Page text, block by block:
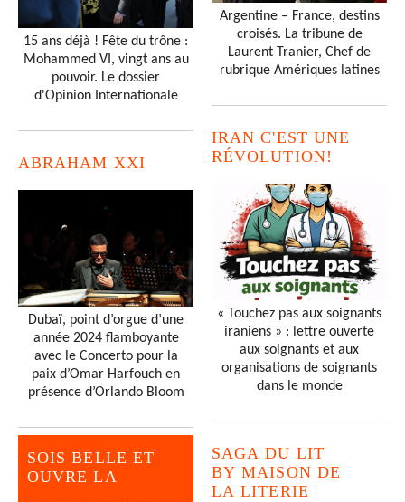
15 ans déjà ! Fête du trône :
Mohammed VI, vingt ans au
pouvoir. Le dossier
d'Opinion Internationale
ABRAHAM XXI
Dubaï, point d’orgue d’une
année 2024 flamboyante
avec le Concerto pour la
paix d’Omar Harfouch en
présence d’Orlando Bloom
SOIS BELLE ET
OUVRE LA
Argentine – France, destins
croisés. La tribune de
Laurent Tranier, Chef de
rubrique Amériques latines
IRAN C'EST UNE
RÉVOLUTION!
« Touchez pas aux soignants
iraniens » : lettre ouverte
aux soignants et aux
organisations de soignants
dans le monde
SAGA DU LIT
BY MAISON DE
LA LITERIE